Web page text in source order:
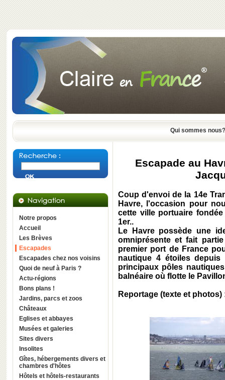
Qui sommes nous?
Notre propos
Accueil
Les Brèves
Escapades
Escapades chez nos voisins
Quoi de neuf à Paris ?
Actu-régions
Bons plans !
Jardins, parcs et zoos
Châteaux
Eglises et abbayes
Musées et galeries
Sites divers
Insolites
Gîtes, hébergements divers et
chambres d'hôtes
Hôtels et hôtels-restaurants
Escapade au
Coup d'envoi de la 14e
Havre, l'occasion pour
cette ville portuaire
1er..
Le Havre possède une
omniprésente et fait
premier port de France
nautique 4 étoiles
principaux pôles
balnéaire où flotte le
Reportage (texte et